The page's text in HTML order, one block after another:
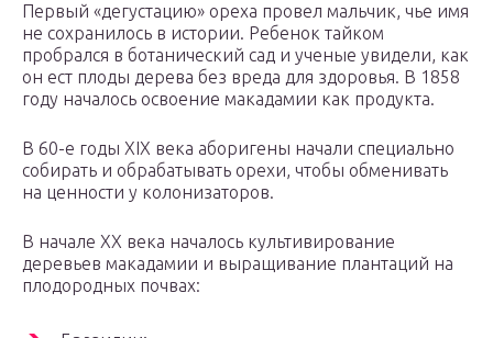
Первый «дегустацию» ореха провел мальчик, чье имя
не сохранилось в истории. Ребенок тайком
пробрался в ботанический сад и ученые увидели, как
он ест плоды дерева без вреда для здоровья. В 1858
году началось освоение макадамии как продукта.
В 60-е годы XIX века аборигены начали специально
собирать и обрабатывать орехи, чтобы обменивать
на ценности у колонизаторов.
В начале XX века началось культивирование
деревьев макадамии и выращивание плантаций на
плодородных почвах: